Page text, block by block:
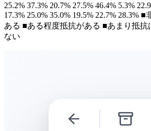
25.2% 37.3% 20.7% 27.5% 46.4% 5.3%
17.3% 25.0% 35.0% 19.5% 22.7% 28.3%
ある ■ある程度抵抗がある ■あまり抵抗
ない